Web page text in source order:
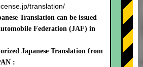
translation/
Translation can be issued
Federation (JAF) in
Japanese Translation from
: